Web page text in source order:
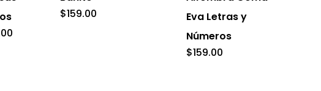
variantes.
$159.00
Eva Letras y
Números
$159.00